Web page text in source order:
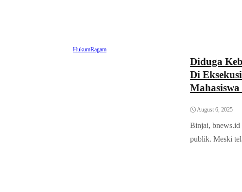
HukumRagam
Diduga
Di
August 6, 2025
Binjai, bnews.id
publik. Meski